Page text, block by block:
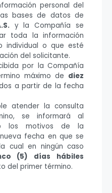
personal del
bases de datos de
y la Compañía se
toda la información
individual o que esté
del solicitante.
por la Compañía
máximo de diez
a partir de la fecha
atender la consulta
se informará al
los motivos de la
fecha en que se
cual en ningún caso
(5) días hábiles
del primer término.